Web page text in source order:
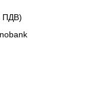
ПДВ)